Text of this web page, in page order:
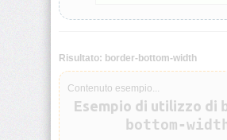
animation-
fill-
animation-
iteration-
count
animation-
Risultato: border-bottom-width
Contenuto esempio...
Esempio di utilizzo di
bottom-